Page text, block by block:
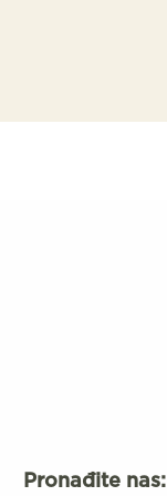
Pronađite nas: